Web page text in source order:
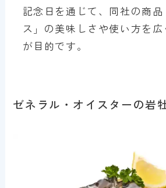
記念日を通じて、同社の商品
ス」の美味しさや使い方を
が目的です。
ゼネラル・オイスターの岩